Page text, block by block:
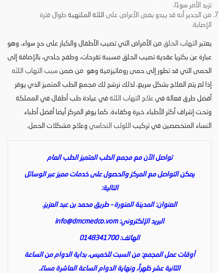
تزيد الأمر سوءًا.
من الجدير أنه قد يبدو بعض الأعراض على اللثة الملتهبة طوال فترة
الإصابة.
يعتبر التهاب الحلق من الأمراض التي تصيب الأطفال والكبار على حدٍ سواء، وهو
عبارة عن بكتريا عقدية تصيب الحلق مسببة تقرحات، وطفح جلدي، بالإضافة إلى
الحمى التي قد تطور إلى حمى روماتيزمية وهو من ضمن سبب التهاب اللثه
إذا لم يتم العلاج بشكل سريع، لذلك نرشح لك مجمع الطب المتميز الذي يوفر
أفضل طرق فعالة في علاج التهاب اللثة في عيادة طب أطفال في المملكة
وتحت إشراف أكثر الأطباء خبرة وكفاءة. كما يوفر المركز أيضا أفضل أطباء
النساء المتخصصين في تركيب اللولب النحاسي وعلاج مشكلات الحمل.
تواصل الآن مع مجمع الطب المتميز الطب العام
يمكن التواصل مع المركز والحصول على خدمات مميز عبر الوسائل
التالية:
العنوان: المدينة المنورة – طريق محمد بن عبد العزيز.
البريد الإلكتروني:info@dmcmedco.vom
الهاتف: 0148341700
أوقات عمل المجمع: من السبت للخميس، بداية الدوام من الساعة
الثانية عشر ظهراً، ونهاية الدوام الساعة العاشرة مساءً.